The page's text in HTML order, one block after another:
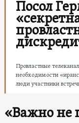
Посол
Провластные
необходимости
люди участники
«Важно не